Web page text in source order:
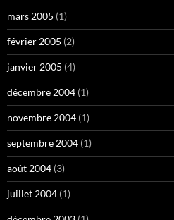
mars 2005 (1)
février 2005 (2)
janvier 2005 (4)
décembre 2004 (1)
novembre 2004 (1)
septembre 2004 (1)
août 2004 (3)
juillet 2004 (1)